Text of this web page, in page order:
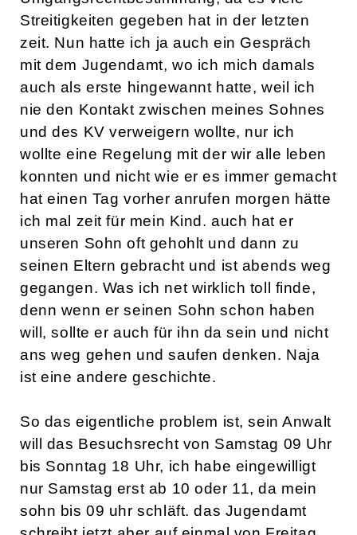
Streitigkeiten gegeben hat in der letzten
zeit. Nun hatte ich ja auch ein Gespräch
mit dem Jugendamt, wo ich mich damals
auch als erste hingewannt hatte, weil ich
nie den Kontakt zwischen meines Sohnes
und des KV verweigern wollte, nur ich
wollte eine Regelung mit der wir alle leben
konnten und nicht wie er es immer gemacht
hat einen Tag vorher anrufen morgen hätte
ich mal zeit für mein Kind. auch hat er
unseren Sohn oft gehohlt und dann zu
seinen Eltern gebracht und ist abends weg
gegangen. Was ich net wirklich toll finde,
denn wenn er seinen Sohn schon haben
will, sollte er auch für ihn da sein und nicht
ans weg gehen und saufen denken. Naja
ist eine andere geschichte.
So das eigentliche problem ist, sein Anwalt
will das Besuchsrecht von Samstag 09 Uhr
bis Sonntag 18 Uhr, ich habe eingewilligt
nur Samstag erst ab 10 oder 11, da mein
sohn bis 09 uhr schläft. das Jugendamt